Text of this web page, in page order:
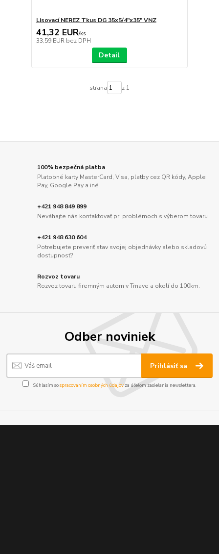
Lisovací NEREZ Tkus DG 35x5/4"x35" VNZ
41,32 EUR/ks
33,59 EUR bez DPH
Detail
strana z 1
100% bezpečná platba
Platobné karty MasterCard, Visa, platby cez QR kódy, Apple
Pay, Google Pay a iné
+421 948 849 899
Neváhajte nás kontaktovať pri problémoch s výberom tovaru
+421 948 630 604
Potrebujete preveriť stav svojej objednávky alebo skladovú
dostupnosť?
Rozvoz tovaru
Rozvoz tovaru firemným autom v Trnave a okolí do 100km.
Odber noviniek
Prihlásiť sa
Súhlasím sospracovaním osobných údajov za účelom zasielania newslettera.